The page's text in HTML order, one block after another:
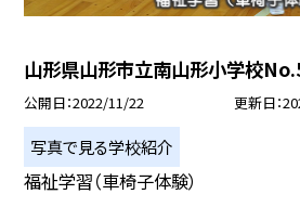
山形県山形市立南山形小学校
公開日 2022/11/22 更新日
写真で見る学校紹介
福祉学習（車椅子体験）